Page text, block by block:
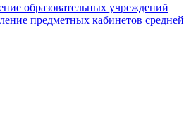
образовательных учреждений
предметных кабинетов средней